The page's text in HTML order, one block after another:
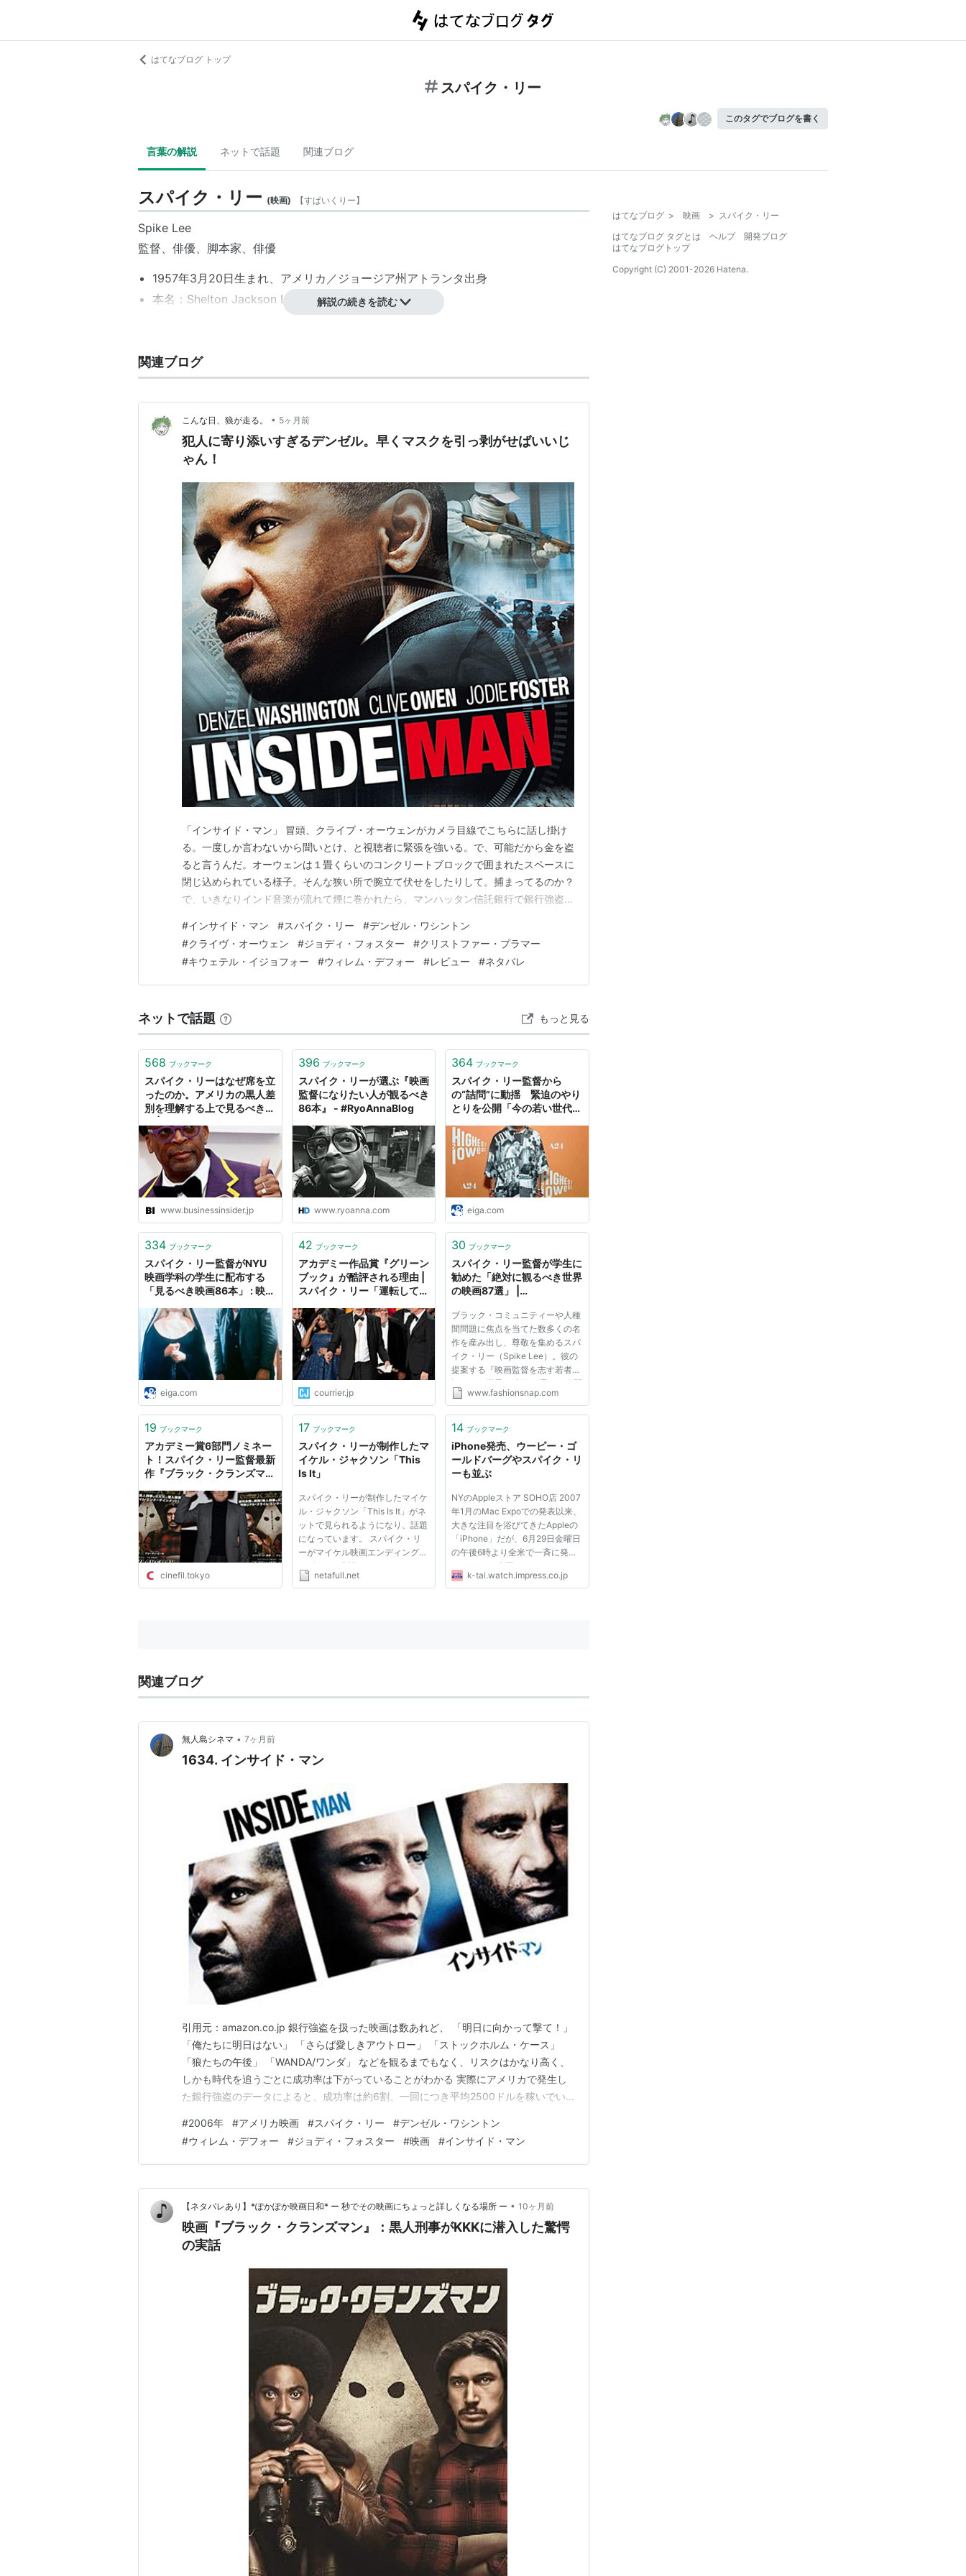
はてなブログ トップ
スパイク・リー
このタグでブログを書く
言葉の解説 ネットで話題 関連ブログ
スパイク・リー (映画) 【すぱいくりー】
Spike Lee
監督、俳優、脚本家、俳優
1957年3月20日生まれ、アメリカ／ジョージア州アトランタ出身
本名：Shelton Jackson Lee
主な作品
オールド・ボーイ（2013） 監督
アリーケの詩 （うた）（2011）＜未＞ 製作総指揮
セントアンナの奇跡（2008） 監督、製作
インサイド・マン
それでも生きる子供たちへ（2005） 監督
セレブの種（2004） 脚本、監督、製作
（2002） 監督、製作
10ミニッツ・オールダー 人生のメビウス（2002） 監督
ヴァニシング・チェイス（2001）＜未＞ 製作
キング・オブ・コメディ（2000）＜未＞ 製作、監督、脚本
ワン・オン・ワン ファイナル・ゲーム （2000）＜未＞ 製作
ベストマン（1999）＜未＞ 製作
サマー・オブ・サム（1999） 監督、脚本、製作
ラストゲーム（1998） 監督、製作、脚本
ゲット・オン・ザ・バス
（1996） 製作総指揮、監督
モハメド・アリ かけがえのない日々（1996） 出演
ガール6（1996） 監督、出演、製作
ニュージャージー・ドライブ
（1995）＜未＞ 製作総指揮
キング・オブ・フィルム／巨匠たちの60秒（1995）＜未＞ 監督
クロッカーズ（1995） 監督、脚本、製作
ドロップ・スクワッド
（1994）＜未＞ 製作総指揮
クルックリン（1994） 脚本、製作、出演、監督
マルコムX（1992） 脚本、製作、監督、出演
ジャングル・フィーバー（1991） 出演、脚本、製作、監督
モ’・ベター・ブルース （1990） 製作、監督、出演、脚本
ドゥ・ザ・ライト・シング（1989） 監督、製作、脚本、出演
スクール・デイズ（1988）＜未＞ 出演、脚本、監督
シーズ・ガッタ・ハヴ・イット
（1985） 出演、脚本、監督
ジョーズ・バーバー・ショップ（1982） 監督、脚本
解説の続きを読む
関連ブログ
こんな日、狼が走る。 • 5ヶ月前
犯人に寄り添いすぎるデンゼル。早くマスクを引っ剥がせばいいじ
ゃん！
「インサイド・マン」 冒頭、クライブ・オーウェンがカメラ目線でこちらに話し掛け
る。一度しか言わないから聞いとけ、と視聴者に緊張を強いる。で、可能だから金を盗
ると言うんだ。オーウェンは１畳くらいのコンクリートブロックで囲まれたスペースに
閉じ込められている様子。そんな狭い所で腕立て伏せをしたりして。捕まってるのか？
で、いきなりインド音楽が流れて煙に巻かれたら、マンハッタン信託銀行で銀行強盗発
ダーがオーウェンと分かる。 強盗団は人質となった銀行スタッフ、客ら全員に着替え
を要求。全員が強盗団と同じ服装でサングラス＆マスク姿…
#インサイド・マン #スパイク・リー #デンゼル・ワシントン
#クライヴ・オーウェン #ジョディ・フォスター #クリストファー・プラマー
#キウェテル・イジョフォー #ウィレム・デフォー #レビュー #ネタバレ
ネットで話題 もっと見る
568 ブックマーク
スパイク・リーはなぜ席を立
ったのか。アメリカの黒人差
別を理解する上で見るべき映
Japan
www.businessinsider.jp
396 ブックマーク
スパイク・リーが選ぶ『映画
監督になりたい人が観るべき
86本』 - #RyoAnnaBlog
www.ryoanna.com
364 ブックマーク
スパイク・リー監督から
の“詰問”に動揺 緊迫のやり
とりを公開「今の若い世代が
とがない？誰の責任だ？」
【ハリウッドコラム
vol.367】 : 映画ニュース -
映画.com
eiga.com
334 ブックマーク
スパイク・リー監督がNYU
映画学科の学生に配布する
「見るべき映画86本」 : 映画
eiga.com
42 ブックマーク
アカデミー作品賞『グリーン
ブック』が酷評される理由 |
スパイク・リー「運転してる
courrier.jp
30 ブックマーク
スパイク・リー監督が学生に
勧めた「絶対に観るべき世界
の映画87選」 |
ブラック・コミュニティーや人種
間問題に焦点を当てた数多くの名
作を産み出し、尊敬を集めるスパ
イク・リー（Spike Lee）。彼の
提案する『映画監督を志す若者が
観るべき世界の映画87選』が公開
され、話題となっている。 この
15年間教鞭をとってきた彼が、コ
www.fashionsnap.com
19 ブックマーク
アカデミー賞6部門ノミネー
ト！スパイク・リー監督最新
作『ブラック・クランズマ
今のアメリカの危機を徹底解
説！ - シネフィル - 映画とカ
ルチャーWebマガジン
cinefil.tokyo
17 ブックマーク
スパイク・リーが制作したマ
イケル・ジャクソン「This
Is It」
スパイク・リーが制作したマイケ
ル・ジャクソン「This Is It」がネ
ットで見られるようになり、話題
になっています。 スパイク・リ
ーがマイケル映画エンディング曲
のビデオを制作。によると、これ
はマイケル・ジャクソンのドキュ
netafull.net
14 ブックマーク
iPhone発売、ウーピー・ゴ
ールドバーグやスパイク・リ
ーも並ぶ
NYのAppleストア SOHO店 2007
年1月のMac Expoでの発表以来、
大きな注目を浴びてきたAppleの
「iPhone」だが、6月29日金曜日
の午後6時より全米で一斉に発売
となった。 米国はアラスカやハ
ワイをのぞいた本土だけでも4つ
k-tai.watch.impress.co.jp
関連ブログ
無人島シネマ • 7ヶ月前
1634. インサイド・マン
引用元：amazon.co.jp 銀行強盗を扱った映画は数あれど、 「明日に向かって撃て！」
「俺たちに明日はない」 「さらば愛しきアウトロー」 「ストックホルム・ケース」
「狼たちの午後」 「WANDA/ワンダ」 などを観るまでもなく、リスクはかなり高く、
しかも時代を追うごとに成功率は下がっていることがわかる 実際にアメリカで発生し
た銀行強盗のデータによると、成功率は約6割、一回につき平均2500ドルを稼いでい
に、もっと低いと思っていた）にわかに信じ難いデータではあるけれど、奪った金額か
ら想像するに、実際には万引き…
#2006年 #アメリカ映画 #スパイク・リー #デンゼル・ワシントン
#ウィレム・デフォー #ジョディ・フォスター #映画 #インサイド・マン
【ネタバレあり】*ぽかぽか映画日和* ー 秒でその映画にちょっと詳しくなる場所 ー • 10ヶ月前
映画『ブラック・クランズマン』：黒人刑事がKKKに潜入した驚愕
の実話
はてなブログ > 映画 > スパイク・リー
はてなブログ タグとは
ヘルプ
開発ブログ
はてなブログトップ
Copyright (C) 2001-2026 Hatena.